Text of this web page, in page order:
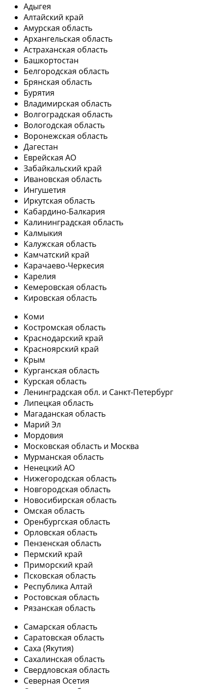
Адыгея
Алтайский край
Амурская область
Архангельская область
Астраханская область
Башкортостан
Белгородская область
Брянская область
Бурятия
Владимирская область
Волгоградская область
Вологодская область
Воронежская область
Дагестан
Еврейская АО
Забайкальский край
Ивановская область
Ингушетия
Иркутская область
Кабардино-Балкария
Калининградская область
Калмыкия
Калужская область
Камчатский край
Карачаево-Черкесия
Карелия
Кемеровская область
Кировская область
Коми
Костромская область
Краснодарский край
Красноярский край
Крым
Курганская область
Курская область
Ленинградская обл. и Санкт-Петербург
Липецкая область
Магаданская область
Марий Эл
Мордовия
Московская область и Москва
Мурманская область
Ненецкий АО
Нижегородская область
Новгородская область
Новосибирская область
Омская область
Оренбургская область
Орловская область
Пензенская область
Пермский край
Приморский край
Псковская область
Республика Алтай
Ростовская область
Рязанская область
Самарская область
Саратовская область
Саха (Якутия)
Сахалинская область
Свердловская область
Северная Осетия